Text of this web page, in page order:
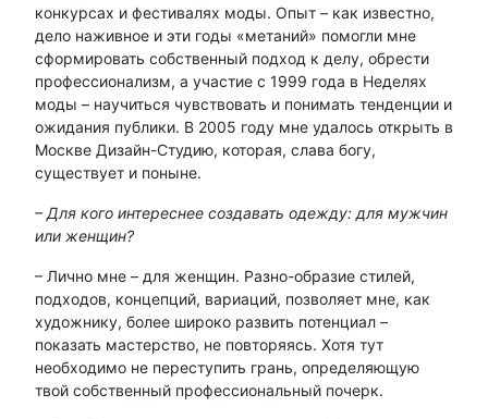
конкурсах и фестивалях моды. Опыт – как известно,
дело наживное и эти годы «метаний» помогли мне
сформировать собственный подход к делу, обрести
профессионализм, а участие с 1999 года в Неделях
моды – научиться чувствовать и понимать тенденции и
ожидания публики. В 2005 году мне удалось открыть в
Москве Дизайн-Студию, которая, слава богу,
существует и поныне.
– Для кого интереснее создавать одежду: для мужчин
или женщин?
– Лично мне – для женщин. Разно-образие стилей,
подходов, концепций, вариаций, позволяет мне, как
художнику, более широко развить потенциал –
показать мастерство, не повторяясь. Хотя тут
необходимо не переступить грань, определяющую
твой собственный профессиональный почерк.